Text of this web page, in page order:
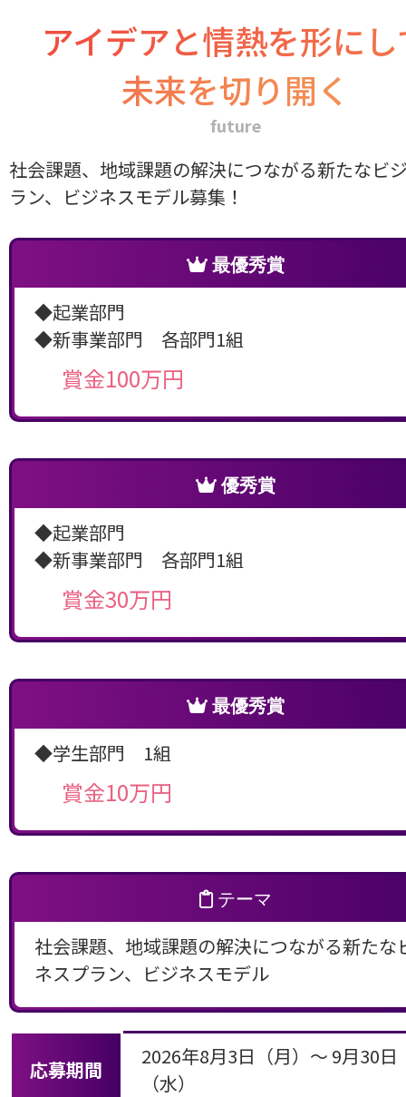
アイデアと情熱を形に
未来を切り開く
future
社会課題、地域課題の解決につながる新たなビ
ラン、ビジネスモデル募集！
最優秀賞
◆起業部門
◆新事業部門 各部門1組
賞金100万円
優秀賞
◆起業部門
◆新事業部門 各部門1組
賞金30万円
最優秀賞
◆学生部門 1組
賞金10万円
テーマ
社会課題、地域課題の解決につながる新たな
ネスプラン、ビジネスモデル
応募期間
2026年8月3日（月）～ 9月30日
（水）